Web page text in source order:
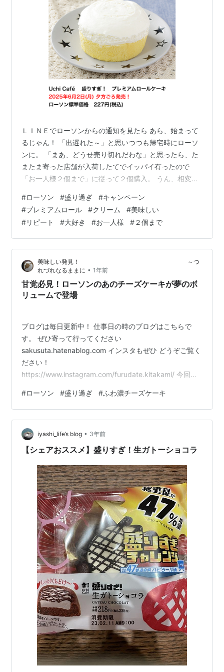
ＬＩＮＥでローソンからの通知を見たら あら、始まって
るじゃん！ 「出遅れた～」と思いつつも帰宅時にローソ
ンに。 「まあ、どうせ売り切れだわな」と思ったら、た
またま寄った店舗が入荷したてでイッパイ有ったので
「お一人様２個まで」に従って２個購入。 うん、相変わ
大好き。 来週火曜までなので、買えたらあと１回位は買
って食べたいな～＾＾
#ローソン #盛り過ぎ #キャンペーン
#プレミアムロール #クリーム #美味しい
#リピート #大好き #お一人様 #２個まで
美味しい発見！ ～つ
れづれなるままに • 1年前
甘党必見！ローソンのあのチーズケーキが夢のボ
リュームで登場
ブログは毎日更新中！ 仕事日の時のブログはこちらで
す。 ぜひ寄って行ってください
sakusuta.hatenablog.com インスタもぜひ どうぞご覧く
ださい！
https://www.instagram.com/furudate.kitakami/ 今回は
ジ！ ふわ濃チーズケーキ めったに売っていないので 手
に入れるのが非常に困難です。 www.lawson.co.jp 知り
合いの方から頂いてGET！ チーズケーキ好きにはたまら
ない！ ローソンのデカ盛りチャレンジ ふわ濃いチーズケ
ーキは、 その名の通り“デカ盛り”で贅沢感たっぷりの…
#ローソン #盛り過ぎ #ふわ濃チーズケーキ
iyashi_life’s blog • 3年前
【シェアおススメ】盛りすぎ！生ガトーショコラ